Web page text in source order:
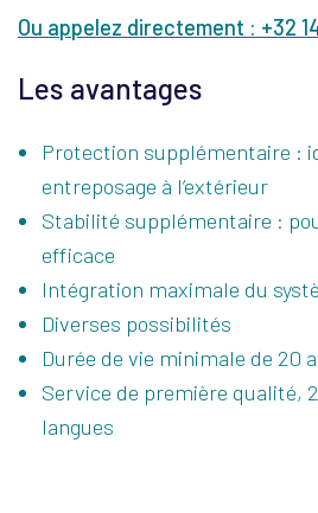
Ou appelez directement : +32
Les avantages
Protection supplémentaire :
entreposage à l’extérieur
Stabilité supplémentaire :
efficace
Intégration maximale du
Diverses possibilités
Durée de vie minimale de 20
Service de première qualité,
langues